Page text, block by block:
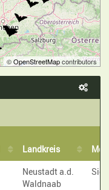
©OpenStreetMapcontributors
Landkreis
Neustadt a.d.
Waldnaab